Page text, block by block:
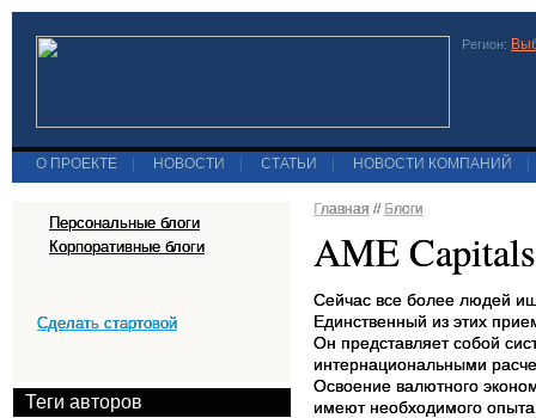
Регион:
О ПРОЕКТЕ НОВОСТИ СТАТЬИ НОВОСТИ КОМПАНИЙ
Персональные блоги
Корпоративные блоги
Сделать стартовой
Теги авторов
Главная // Блоги
AME
Сейчас все более людей
Единственный из этих
Он представляет собой
интернациональными
Освоение валютного
имеют необходимого опыта